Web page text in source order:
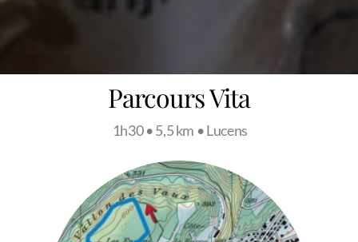
Parcours Vita
1h30 • 5,5 km • Lucens